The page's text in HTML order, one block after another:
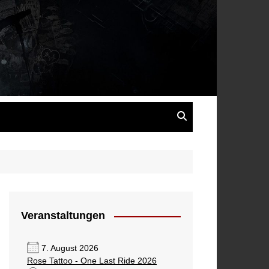
Veranstaltungen
7. August 2026
Rose Tattoo - One Last Ride 2026